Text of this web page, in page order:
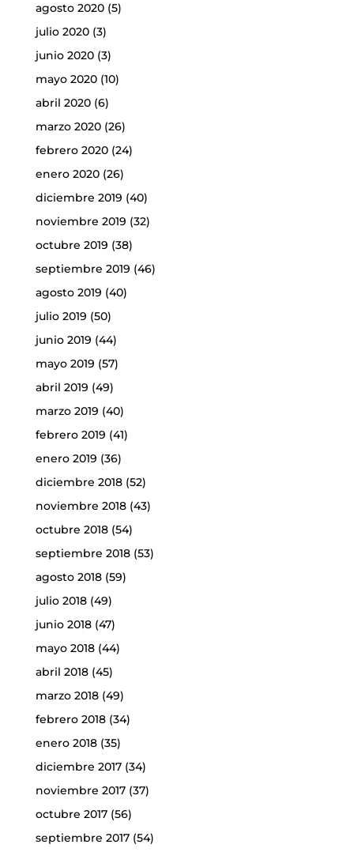
agosto 2020(5)
julio 2020(3)
junio 2020(3)
mayo 2020(10)
abril 2020(6)
marzo 2020(26)
febrero 2020(24)
enero 2020(26)
diciembre 2019 (40)
noviembre 2019 (32)
octubre 2019 (38)
septiembre 2019 (46)
agosto 2019 (40)
julio 2019 (50)
junio 2019 (44)
mayo 2019 (57)
abril 2019 (49)
marzo 2019 (40)
febrero 2019 (41)
enero 2019 (36)
diciembre 2018(52)
noviembre 2018(43)
octubre 2018(54)
septiembre 2018(53)
agosto 2018(59)
julio 2018(49)
junio 2018(47)
mayo 2018(44)
abril 2018(45)
marzo 2018(49)
febrero 2018(34)
enero 2018(35)
diciembre 2017(34)
noviembre 2017(37)
octubre 2017(56)
septiembre 2017(54)